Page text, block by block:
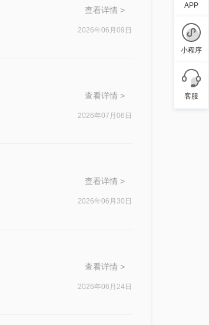
查看详情 >
2026年06月09日
查看详情 >
2026年07月06日
查看详情 >
2026年06月30日
查看详情 >
2026年06月24日
APP
小程序
客服